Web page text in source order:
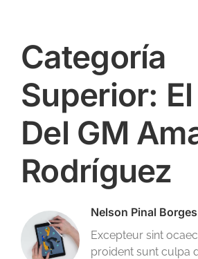
Categoría
Superior:
Del GM
Rodríguez
Nelson Pinal Borges
Excepteur sint
proident sunt culpa